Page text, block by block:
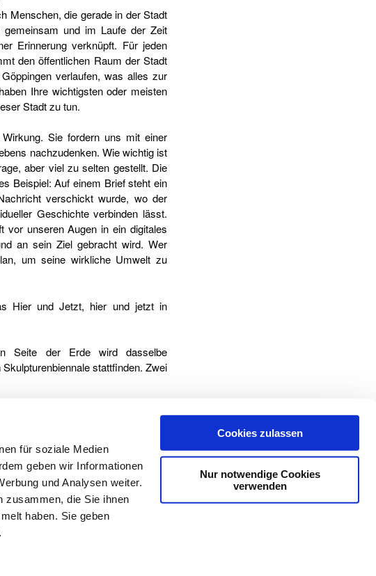
für soziale Medien
geben wir Informationen
und Analysen weiter.
zusammen, die Sie ihnen
haben. Sie geben
Cookies zulassen
Nur notwendige Cookies
verwenden
Menschen, die gerade in der Stadt
und im Laufe der Zeit
Erinnerung verknüpft. Für jeden
den öffentlichen Raum der Stadt
verlaufen, was alles zur
Ihre wichtigsten oder meisten
Stadt zu tun.
Sie fordern uns mit einer
nachzudenken. Wie wichtig ist
aber viel zu selten gestellt. Die
Beispiel: Auf einem Brief steht ein
verschickt wurde, wo der
Geschichte verbinden lässt.
vor unseren Augen in ein digitales
an sein Ziel gebracht wird. Wer
um seine wirkliche Umwelt zu
Hier und Jetzt, hier und jetzt in
Seite der Erde wird dasselbe
stattfinden. Zwei
globalen Projekt in Göppingen:
mit Städten wie Stockholm,
konnte oder es sich nicht traute,
und Wuppertal Kunst studiert
für Fotografie an der dortigen